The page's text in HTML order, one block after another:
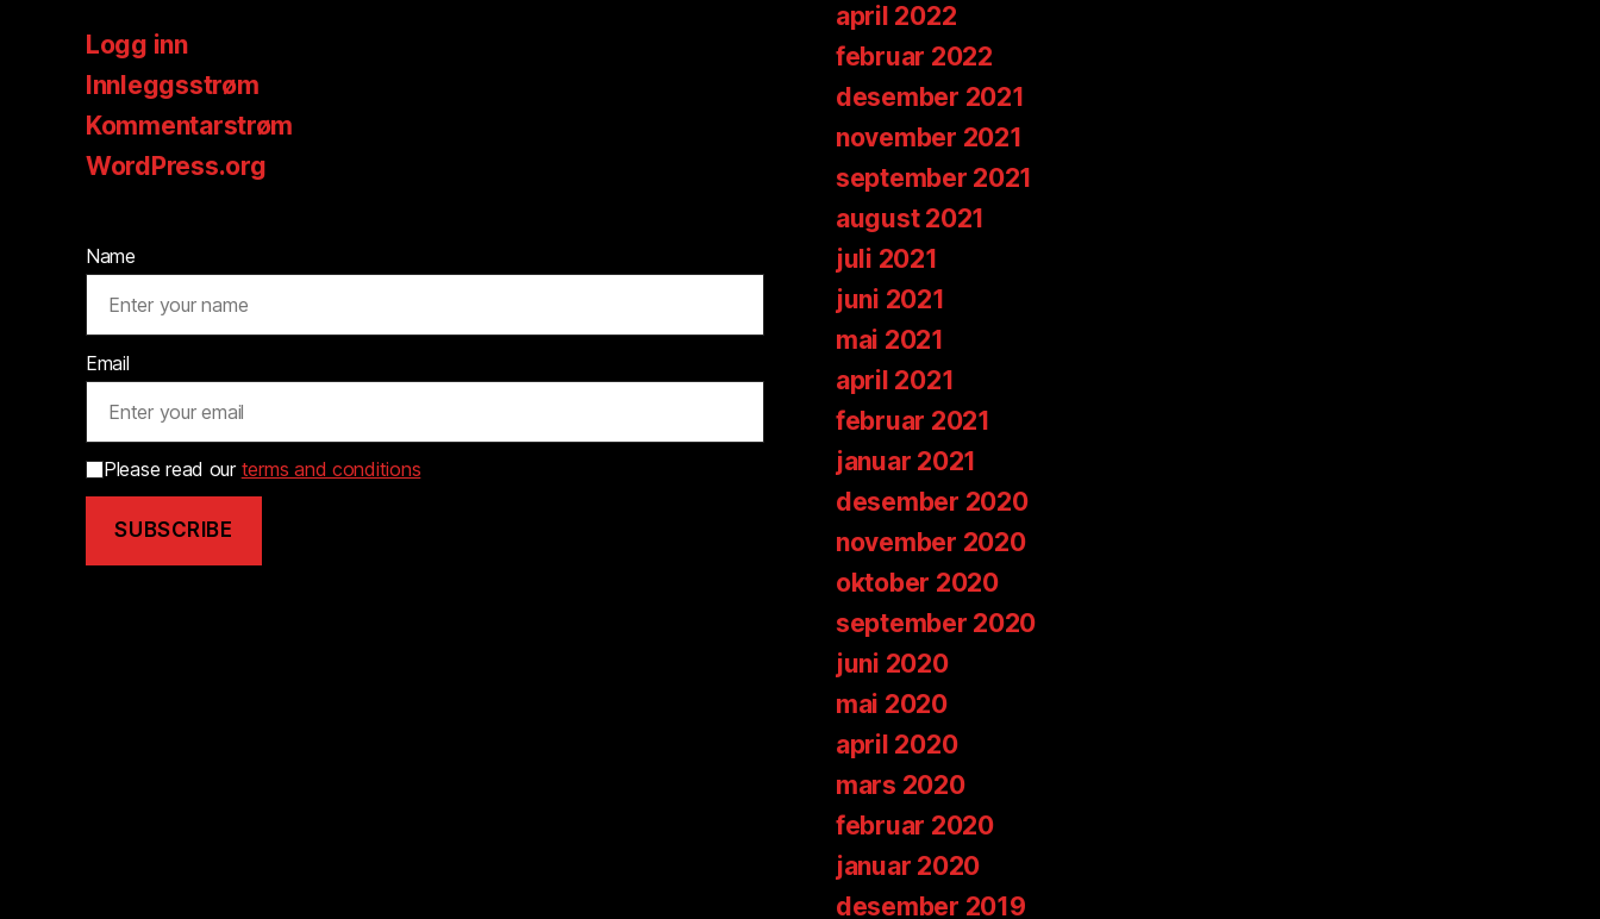
Logg inn
Innleggsstrøm
Kommentarstrøm
WordPress.org
Name
Email
Please read our terms and conditions
april 2022
februar 2022
desember 2021
november 2021
september 2021
august 2021
juli 2021
juni 2021
mai 2021
april 2021
februar 2021
januar 2021
desember 2020
november 2020
oktober 2020
september 2020
juni 2020
mai 2020
april 2020
mars 2020
februar 2020
januar 2020
desember 2019